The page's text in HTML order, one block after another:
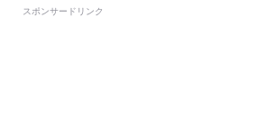
スポンサードリンク